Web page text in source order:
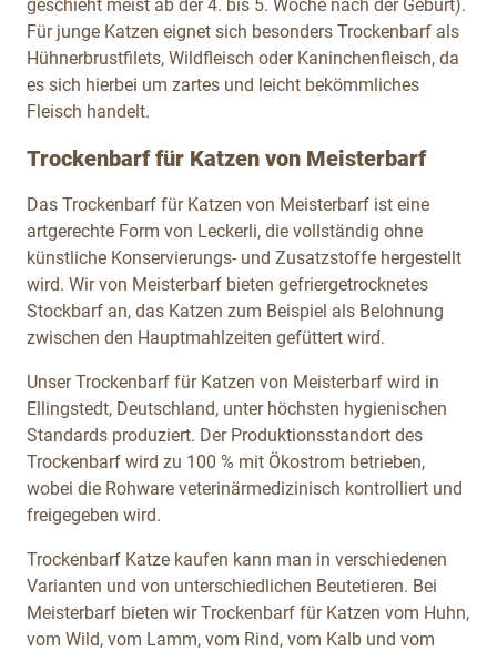
geschieht meist ab der 4. bis 5. Woche nach der Geburt).
Für junge Katzen eignet sich besonders Trockenbarf als
Hühnerbrustfilets, Wildfleisch oder Kaninchenfleisch, da
es sich hierbei um zartes und leicht bekömmliches
Fleisch handelt.
Trockenbarf für Katzen von Meisterbarf
Das Trockenbarf für Katzen von Meisterbarf ist eine
artgerechte Form von Leckerli, die vollständig ohne
künstliche Konservierungs- und Zusatzstoffe hergestellt
wird. Wir von Meisterbarf bieten gefriergetrocknetes
Stockbarf an, das Katzen zum Beispiel als Belohnung
zwischen den Hauptmahlzeiten gefüttert wird.
Unser Trockenbarf für Katzen von Meisterbarf wird in
Ellingstedt, Deutschland, unter höchsten hygienischen
Standards produziert. Der Produktionsstandort des
Trockenbarf wird zu 100 % mit Ökostrom betrieben,
wobei die Rohware veterinärmedizinisch kontrolliert und
freigegeben wird.
Trockenbarf Katze kaufen kann man in verschiedenen
Varianten und von unterschiedlichen Beutetieren. Bei
Meisterbarf bieten wir Trockenbarf für Katzen vom Huhn,
vom Wild, vom Lamm, vom Rind, vom Kalb und vom